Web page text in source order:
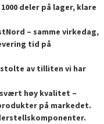
deler på lager, klare
– samme virkedag,
tid på
stolte av tilliten vi har
høy kvalitet –
på markedet.